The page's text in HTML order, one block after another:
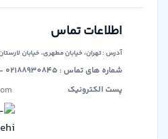
حوزه فروش دیجیتال و فیزیکی،
آزاد برای همه فروشندگان و
این باور است که هر کس باید
خود داشته باشد، بدون
اطلاعات تماس
آدرس : تهران، خیابان مطهری، خیابان لارستان،
شماره های تماس : ۰۲۱۸۸۹۳۰۸۴۵ - ۰۲۱۸۸۹۴۳۹۱۲
پست الکترونیک